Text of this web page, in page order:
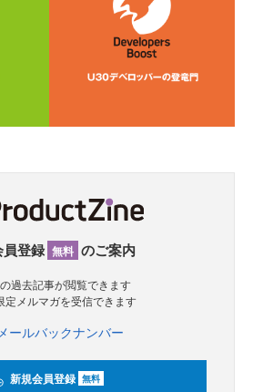
登録 無料 のご案内
の過去記事が閲覧できます
定メルマガを受信できます
ールバックナンバー
新規会員登録 無料